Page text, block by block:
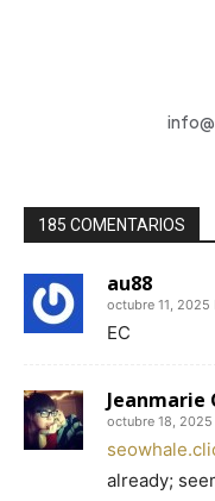
185 COMENTARIOS
au88
octubre 11, 2025
EC
Jeanmarie
octubre 18, 2025
already;